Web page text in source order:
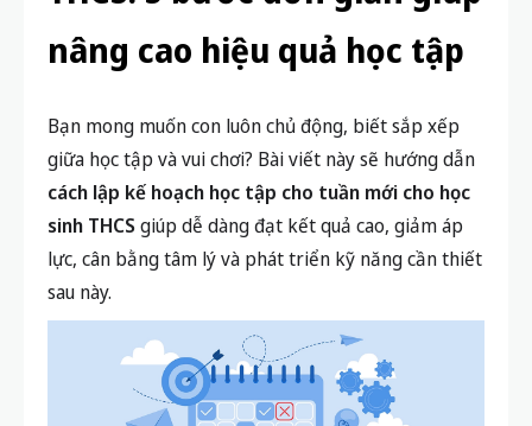
nâng cao hiệu quả học tập
Bạn mong muốn con luôn chủ động, biết sắp xếp
giữa học tập và vui chơi? Bài viết này sẽ hướng dẫn
cách lập kế hoạch học tập cho tuần mới cho học
sinh THCSgiúp dễ dàng đạt kết quả cao, giảm áp
lực, cân bằng tâm lý và phát triển kỹ năng cần thiết
sau này.